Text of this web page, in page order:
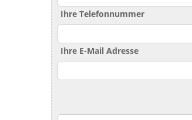
Ihre Telefonnummer
Ihre E-Mail Adresse